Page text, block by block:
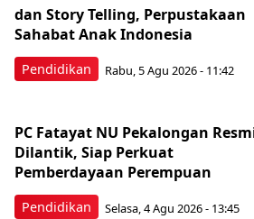
Pendidikan
dan Story Telling, Perpustakaan
Sahabat Anak Indonesia
Rabu, 5 Agu 2026 - 11:42
Pendidikan
PC Fatayat NU Pekalongan
Dilantik, Siap Perkuat
Pemberdayaan Perempuan
Selasa, 4 Agu 2026 - 13:45